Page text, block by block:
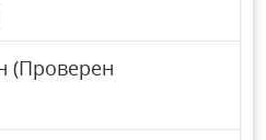
(Проверен